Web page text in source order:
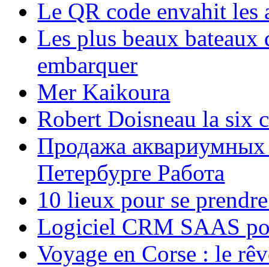
Le QR code envahit les
Les plus beaux bateaux
embarquer
Mer Kaikoura
Robert Doisneau la six
Продажа аквариумных
Петербурге Работа
10 lieux pour se
Logiciel CRM SAAS
Voyage en Corse : le